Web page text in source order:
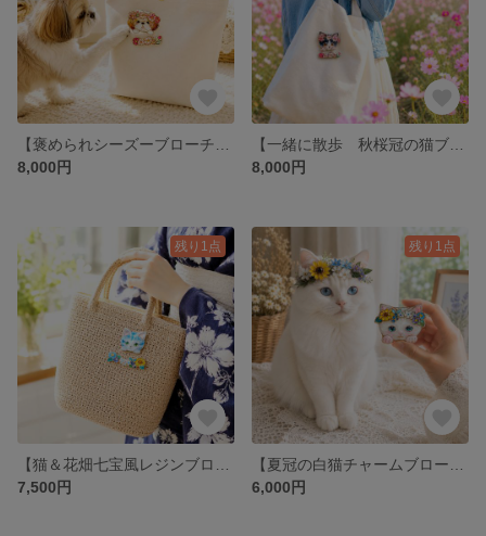
8,000円
8,000円
残り1点
7,500円
残り1点
6,000円